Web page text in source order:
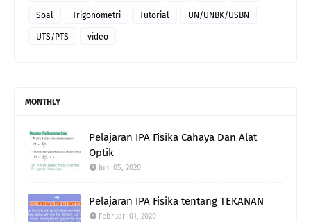
Soal Trigonometri Tutorial UN/UNBK/USBN
UTS/PTS video
MONTHLY
Pelajaran IPA Fisika Cahaya Dan Alat
Optik
Juni 05, 2020
Pelajaran IPA Fisika tentang TEKANAN
Februari 01, 2020